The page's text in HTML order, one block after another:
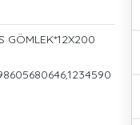
GÖMLEK*12X200